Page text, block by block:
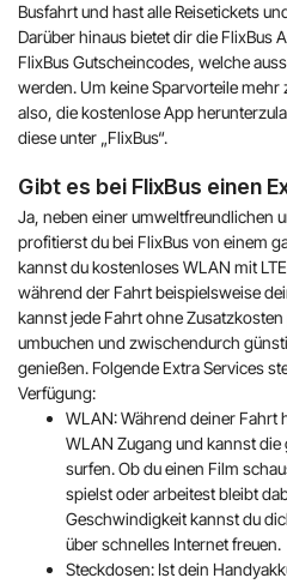
Busfahrt und hast alle Reisetickets
Darüber hinaus bietet dir die FlixBus
FlixBus Gutscheincodes, welche
werden. Um keine Sparvorteile
also, die kostenlose App
diese unter „FlixBus“.
Gibt es bei FlixBus einen
Ja, neben einer umweltfreundlichen
profitierst du bei FlixBus von einem
kannst du kostenloses WLAN mit
während der Fahrt beispielsweise
kannst jede Fahrt ohne
umbuchen und zwischendurch
genießen. Folgende Extra Services
Verfügung:
WLAN: Während deiner Fahrt
WLAN Zugang und kannst
surfen. Ob du einen Film
spielst oder arbeitest bleibt
Geschwindigkeit kannst du
über schnelles Internet freuen.
Steckdosen: Ist dein